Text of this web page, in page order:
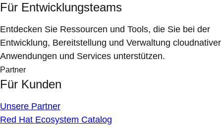
Für Entwicklungsteams
Entdecken Sie Ressourcen und Tools, die Sie bei der
Entwicklung, Bereitstellung und Verwaltung cloudnativer
Anwendungen und Services unterstützen.
Partner
Für Kunden
Unsere Partner
Red Hat Ecosystem Catalog